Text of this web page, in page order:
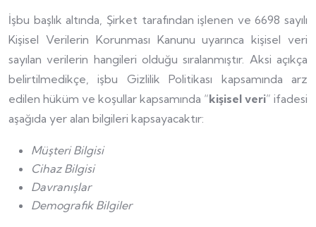
İşbu başlık altında, Şirket tarafından işlenen ve 6698 sayılı
Kişisel Verilerin Korunması Kanunu uyarınca kişisel veri
sayılan verilerin hangileri olduğu sıralanmıştır. Aksi açıkça
belirtilmedikçe, işbu Gizlilik Politikası kapsamında arz
edilen hüküm ve koşullar kapsamında “kişisel veri” ifadesi
aşağıda yer alan bilgileri kapsayacaktır:
Müşteri Bilgisi
Cihaz Bilgisi
Davranışlar
Demografik Bilgiler